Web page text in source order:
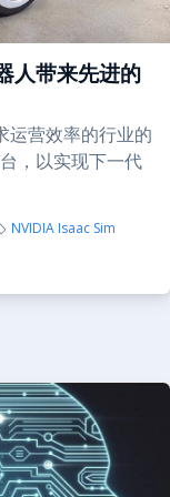
人带来先进的
运营效率的行业的
，以实现下一代
NVIDIA Isaac Sim